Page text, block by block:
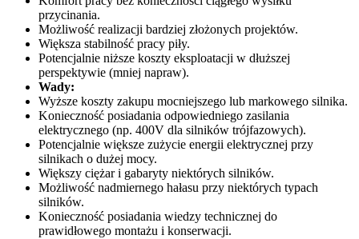
przycinania.
Możliwość realizacji bardziej złożonych projektów.
Większa stabilność pracy piły.
Potencjalnie niższe koszty eksploatacji w dłuższej
perspektywie (mniej napraw).
Wady:
Wyższe koszty zakupu mocniejszego lub markowego silnika.
Konieczność posiadania odpowiedniego zasilania
elektrycznego (np. 400V dla silników trójfazowych).
Potencjalnie większe zużycie energii elektrycznej przy
silnikach o dużej mocy.
Większy ciężar i gabaryty niektórych silników.
Możliwość nadmiernego hałasu przy niektórych typach
silników.
Konieczność posiadania wiedzy technicznej do
prawidłowego montażu i konserwacji.